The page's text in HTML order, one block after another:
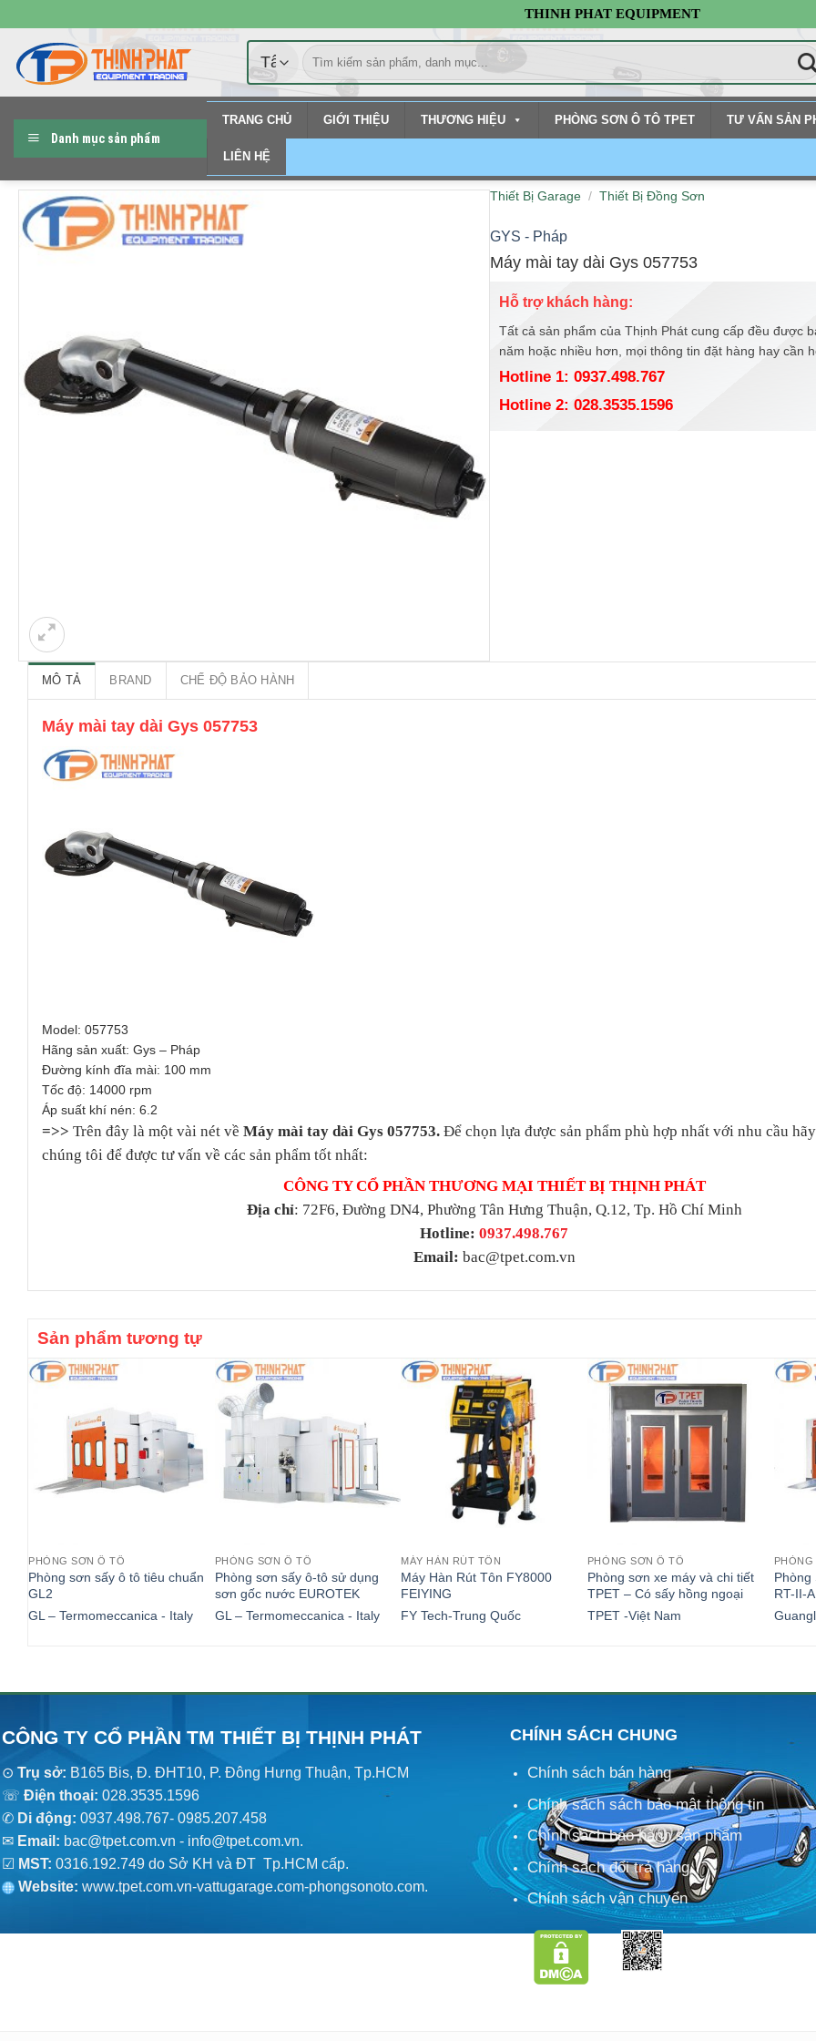
đến
nội
dung
THINH PHAT EQUIPMENT
Tìm
kiếm:
Danh mục sản phẩm
TRANG CHỦ GIỚI THIỆU THƯƠNG HIỆU PHÒNG SƠN Ô TÔ TPET TƯ VẤN SẢN
LIÊN HỆ
Thiết Bị Garage / Thiết Bị Đồng Sơn
GYS - Pháp
Máy mài tay dài Gys 057753
Hỗ trợ khách hàng:
Tất cả sản phẩm của Thịnh Phát cung cấp đều được
năm hoặc nhiều hơn, mọi thông tin đặt hàng hay cần
Hotline 1: 0937.498.767
Hotline 2: 028.3535.1596
MÔ TẢ BRAND CHẾ ĐỘ BẢO HÀNH
Máy mài tay dài Gys 057753
Model: 057753
Hãng sản xuất: Gys – Pháp
Đường kính đĩa mài: 100 mm
Tốc độ: 14000 rpm
Áp suất khí nén: 6.2
=>> Trên đây là một vài nét về Máy mài tay dài Gys 057753. Để chọn lựa được sản phẩm phù hợp nhất với nhu cầu
chúng tôi để được tư vấn về các sản phẩm tốt nhất:
CÔNG TY CỔ PHẦN THƯƠNG MẠI THIẾT BỊ THỊNH PHÁT
Địa chỉ: 72F6, Đường DN4, Phường Tân Hưng Thuận, Q.12, Tp. Hồ Chí Minh
Hotline: 0937.498.767
Email: bac@tpet.com.vn
Sản phẩm tương tự
PHÒNG SƠN Ô TÔ
Phòng sơn sấy ô tô tiêu chuẩn
GL2
GL – Termomeccanica - Italy
PHÒNG SƠN Ô TÔ
Phòng sơn sấy ô-tô sử dụng
sơn gốc nước EUROTEK
GL – Termomeccanica - Italy
MÁY HÀN RÚT TÔN
Máy Hàn Rút Tôn FY8000
FEIYING
FY Tech-Trung Quốc
PHÒNG SƠN Ô TÔ
Phòng sơn xe máy và chi tiết
TPET – Có sấy hồng ngoại
TPET -Việt Nam
Phòng
RT-II-A
CÔNG TY CỔ PHẦN TM THIẾT BỊ THỊNH PHÁT
⊙ Trụ sở: B165 Bis, Đ. ĐHT10, P. Đông Hưng Thuận, Tp.HCM
☏ Điện thoại: 028.3535.1596
✆ Di động: 0937.498.767- 0985.207.458
✉ Email: bac@tpet.com.vn - info@tpet.com.vn.
☑ MST: 0316.192.749 do Sở KH và ĐT Tp.HCM cấp.
Website: www.tpet.com.vn-vattugarage.com-phongsonoto.com.
CHÍNH SÁCH CHUNG
Chính sách bán hàng
Chính sách sách bảo mật thông tin
Chính sách bảo hành sản phẩm
Chính sách đổi trả hàng
Chính sách vận chuyển